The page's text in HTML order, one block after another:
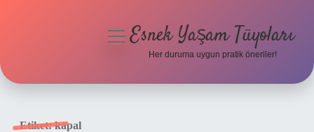
menüyüEsnek Yaşam Tüyoları
Her duruma uygun pratik öneriler!
Etiket:kapal